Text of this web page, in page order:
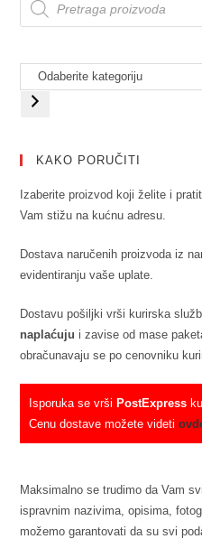
KAKO PORUČITI
Izaberite proizvod koji želite i
Vam stižu na kućnu adresu.
Dostava naručenih proizvoda iz
evidentiranju vaše uplate.
Dostavu pošiljki vrši kurirska
naplaćuju i zavise od mase
obračunavaju se po cenovniku
Isporuka se vršiPostExpress
Cenu dostave možete videti
Maksimalno se trudimo da Vam
ispravnim nazivima, opisima,
možemo garantovati da su svi